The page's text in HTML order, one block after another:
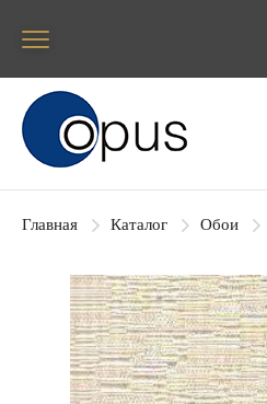
Блок поиска
Главная Каталог Обои